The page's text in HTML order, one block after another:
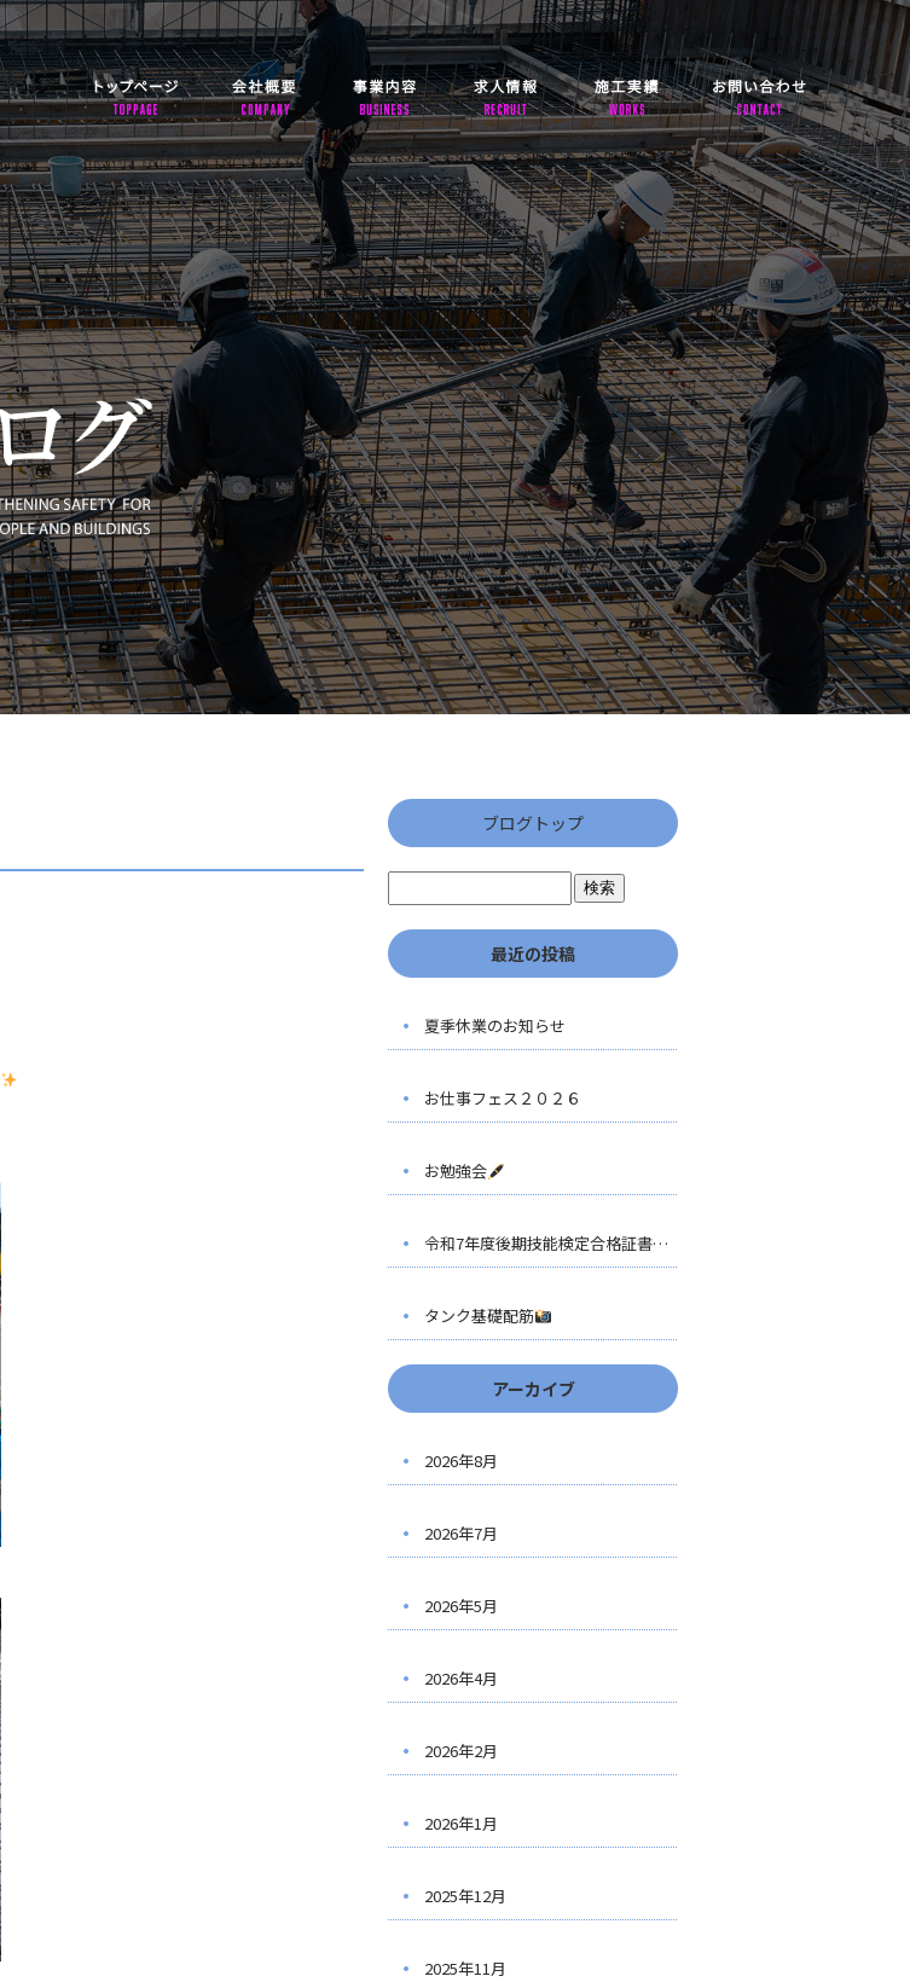
ブログトップ
最近の投稿
夏季休業のお知らせ
お仕事フェス２０２６
お勉強会
令和7年度後期技能検定合格証書伝達式
タンク基礎配筋
アーカイブ
2026年8月
2026年7月
2026年5月
2026年4月
2026年2月
2026年1月
2025年12月
2025年11月